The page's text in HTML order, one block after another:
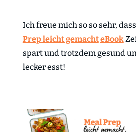
Ich freue mich so so sehr,
Prep leicht gemachteBook
spart und trotzdem gesund
lecker esst!